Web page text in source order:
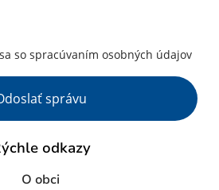
so spracúvaním osobných údajov
správu
odkazy
O obci